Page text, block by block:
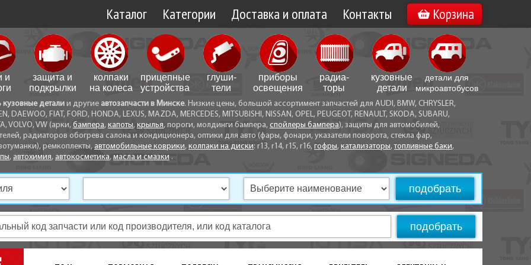
Каталог Категории Доставка и оплата
Доставка по Минску
Доставка по Беларуси
Самовывоз
Способы оплаты
Контакты
Вакансии
Корзина
и
защита и
подкрылки
колпаки
на колеса
прицепные
устройства
глуши­
тели
приборы
освещения
радиа­
торы
кузовные
детали
детали для
микро­автобусов
кузовные детали и другие автозапчасти в Минске. Низкие цены, большой ассортимент запчастей для AUDI, BMW, CHRYSLER,
DAEWOO, FIAT, FORD, HONDA, LEXUS, MAZDA, MERCEDES, MITSUBISHI, NISSAN, OPEL, PEUGEOT, RENAULT, SKODA, SUBARU,
VOLVO, VW (арки, бампера, капоты, крылья, пороги, молдинги бампера, спойлеры бампера), защиты для автомобилей,
радиаторов обогрева салона и кондиционера, оптики для авто (фары, фонари, указатели поворота, стекла фар,
ремкоплекты, автомобильные коврики, колпаки на диски: r13, r14, r15, r16, гофры, катализаторы,топливные баки,
, автохимия, автокосметика, масла и смазки .